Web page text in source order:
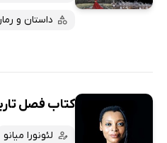
داستان و
کتاب فصل
لئونورا میانو